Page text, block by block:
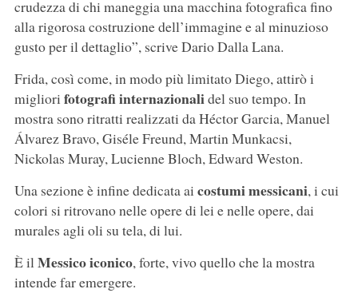
crudezza di chi maneggia una macchina fotografica fino
alla rigorosa costruzione dell’immagine e al minuzioso
gusto per il dettaglio”, scrive Dario Dalla Lana.
Frida, così come, in modo più limitato Diego, attirò i
migliori fotografi internazionalidel suo tempo. In
mostra sono ritratti realizzati da Héctor Garcia, Manuel
Álvarez Bravo, Giséle Freund, Martin Munkacsi,
Nickolas Muray, Lucienne Bloch, Edward Weston.
Una sezione è infine dedicata ai costumi messicani, i cui
colori si ritrovano nelle opere di lei e nelle opere, dai
murales agli oli su tela, di lui.
È ilMessico iconico, forte, vivo quello che la mostra
intende far emergere.